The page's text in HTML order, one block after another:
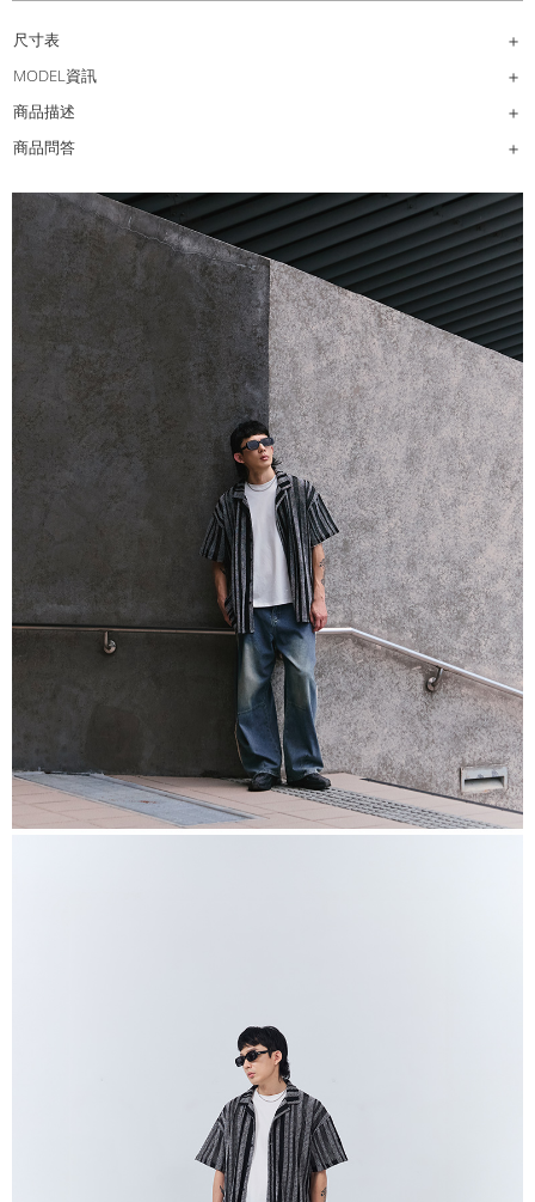
尺寸表
MODEL資訊
商品描述
商品問答